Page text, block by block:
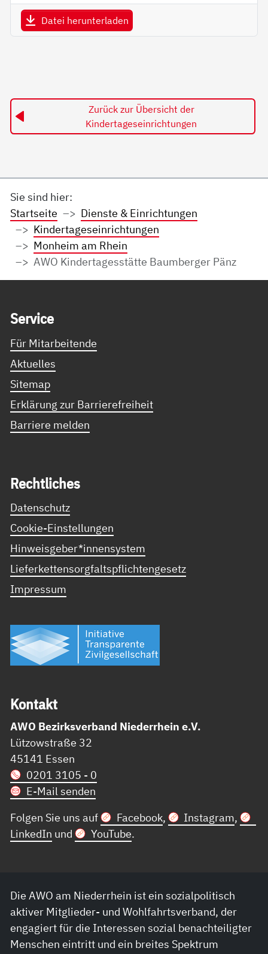
Datei herunterladen
Zurück zur Übersicht der
Kindertageseinrichtungen
Sie sind hier:
Startseite
Dienste & Einrichtungen
Kindertageseinrichtungen
Monheim am Rhein
AWO Kindertagesstätte Baumberger Pänz
Ser­vice
Für Mitarbeitende
Aktuelles
Sitemap
Erklärung zur Barrierefreiheit
Barriere melden
Recht­li­ches
Datenschutz
Cookie-Einstellungen
Hinweisgeber*innensystem
Lieferkettensorgfaltspflichtengesetz
Impressum
Kon­takt
AWO Bezirksverband Niederrhein e.V.
Lützowstraße 32
45141 Essen
0201 3105 - 0
E-Mail senden
Folgen Sie uns auf
Facebook, Instagram,
LinkedIn und YouTube.
Die AWO am Niederrhein ist ein sozialpolitisch
aktiver Mitglieder- und Wohlfahrtsverband, der
engagiert für die Interessen sozial benachteiligter
Menschen eintritt und ein breites Spektrum